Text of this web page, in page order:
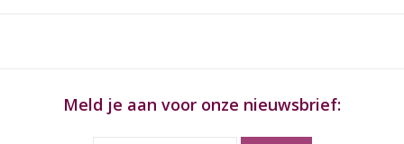
Meld je aan voor onze nieuwsbrief: